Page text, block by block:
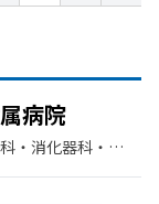
病院
・​消化器科・​呼